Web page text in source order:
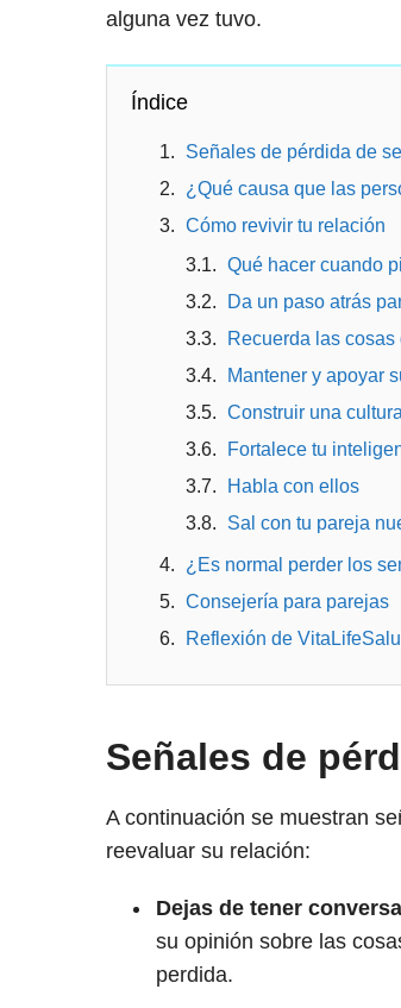
alguna vez tuvo.
Índice
Señales de pérdida de
¿Qué causa que las
Cómo revivir tu relación
Qué hacer cuando
Da un paso atrás
Recuerda las
Mantener y apoyar
Construir una
Fortalece tu
Habla con ellos
Sal con tu pareja
¿Es normal perder los
Consejería para parejas
Reflexión de
Señales de
A continuación se muestran
reevaluar su relación:
Dejas de tener
su opinión sobre las
perdida.